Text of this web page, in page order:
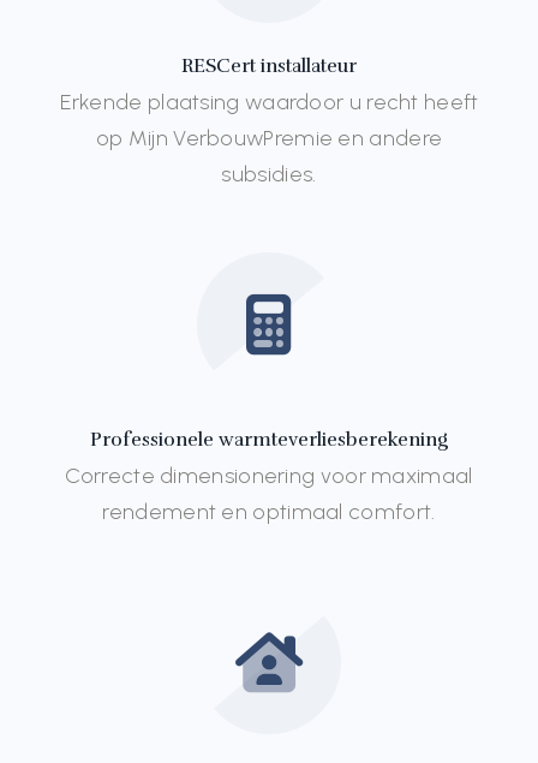
RESCert installateur
Erkende plaatsing waardoor u recht heeft
op Mijn VerbouwPremie en andere
subsidies.
Professionele warmteverliesberekening
Correcte dimensionering voor maximaal
rendement en optimaal comfort.